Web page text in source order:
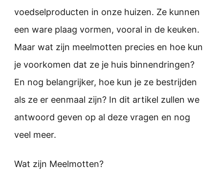
voedselproducten in onze huizen. Ze kunnen
een ware plaag vormen, vooral in de keuken.
Maar wat zijn meelmotten precies en hoe kun
je voorkomen dat ze je huis binnendringen?
En nog belangrijker, hoe kun je ze bestrijden
als ze er eenmaal zijn? In dit artikel zullen we
antwoord geven op al deze vragen en nog
veel meer.
Wat zijn Meelmotten?